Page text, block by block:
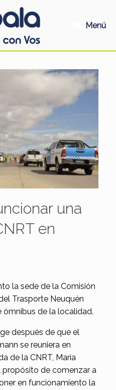
Menú
una
en
la sede de la Comisión
Trasporte Neuquén
ómnibus de la localidad.
después de que el
se reuniera en
de la CNRT, María
propósito de comenzar a
en funcionamiento la